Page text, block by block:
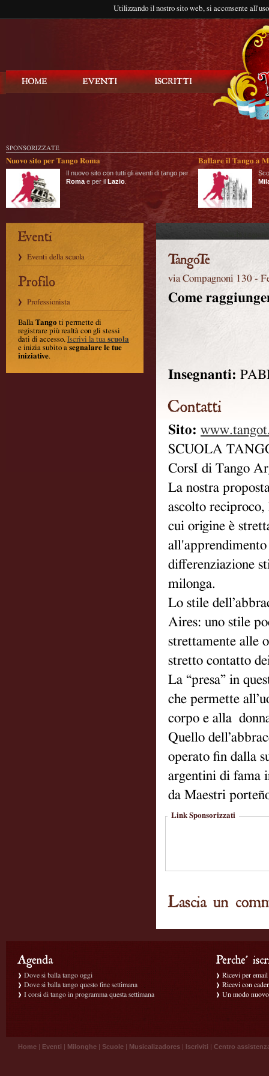
Utilizzando il nostro sito web, si acconsente
SPONSORIZZATE
Nuovo sito per Tango Roma
Il nuovo sito con tutti gli eventi di tango per
Roma e per il Lazio
Ballare il Tango a
Eventi della scuola
Professionista
Balla Tango ti permette di
registrare più realtà con gli stessi
dati di accesso. Iscrivi la tua scuola
e inizia subito a segnalare le tue
iniziative.
via Compagnoni 130-
Come
Insegnanti:
Sito:
SCUOLA
CorsI di Tango
La nostra
ascolto
cui origine è
differenziazione
milonga.
Lo stile
Aires: uno stile
strettamente alle
stretto contatto
La “presa” in
che permette
corpo e alla
Quello
operato fin dalla
argentini di fama
da Maestri
Link Sponsorizzati
Dove si balla tango oggi
Dove si balla tango questo fine settimana
I corsi di tango in programma questa settimana
Ricevi per
Ricevi con
Un modo
Home | Eventi | Milonghe | Scuole | Musicalizadores | Iscriviti | Centro